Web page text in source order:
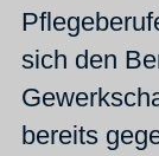
sich den
bereits